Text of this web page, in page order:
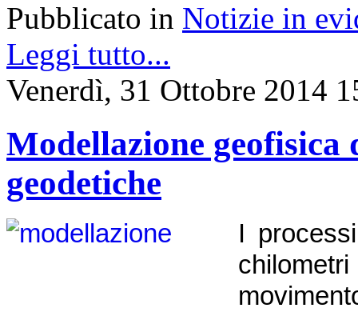
Pubblicato in Notizie in
Leggi tutto...
Venerdì, 31 Ottobre 2014
Modellazione
geodetiche
I